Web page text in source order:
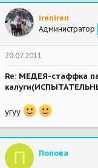
ireniren
Администратор
20.07.2011
Re: МЕДЕЯ-стаффка
угуу
П Попова